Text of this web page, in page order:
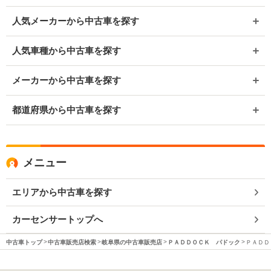
人気メーカーから中古車を探す
人気車種から中古車を探す
メーカーから中古車を探す
都道府県から中古車を探す
メニュー
エリアから中古車を探す
カーセンサートップへ
中古車トップ 中古車販売店検索 岐阜県の中古車販売店 ＰＡＤＤＯＣＫ パドック ＰＡＤ